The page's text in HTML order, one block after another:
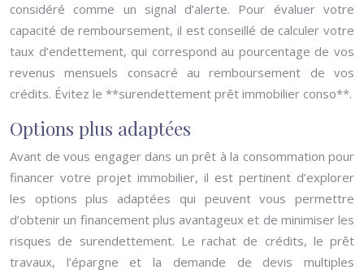
considéré comme un signal d’alerte. Pour évaluer votre
capacité de remboursement, il est conseillé de calculer votre
taux d’endettement, qui correspond au pourcentage de vos
revenus mensuels consacré au remboursement de vos
crédits. Évitez le **surendettement prêt immobilier conso**.
Options plus adaptées
Avant de vous engager dans un prêt à la consommation pour
financer votre projet immobilier, il est pertinent d’explorer
les options plus adaptées qui peuvent vous permettre
d’obtenir un financement plus avantageux et de minimiser les
risques de surendettement. Le rachat de crédits, le prêt
travaux, l’épargne et la demande de devis multiples